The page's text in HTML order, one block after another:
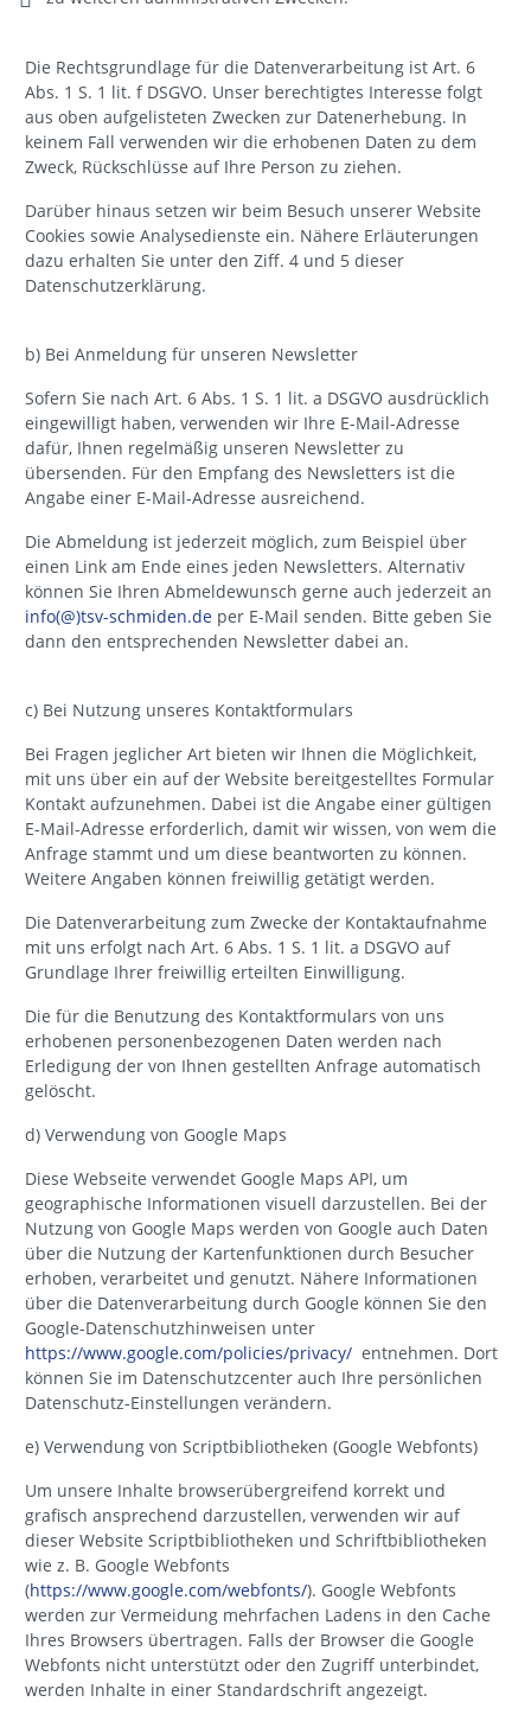
Die Rechtsgrundlage für die Datenverarbeitung ist Art. 6
Abs. 1 S. 1 lit. f DSGVO. Unser berechtigtes Interesse folgt
aus oben aufgelisteten Zwecken zur Datenerhebung. In
keinem Fall verwenden wir die erhobenen Daten zu dem
Zweck, Rückschlüsse auf Ihre Person zu ziehen.
Darüber hinaus setzen wir beim Besuch unserer Website
Cookies sowie Analysedienste ein. Nähere Erläuterungen
dazu erhalten Sie unter den Ziff. 4 und 5 dieser
Datenschutzerklärung.
b) Bei Anmeldung für unseren Newsletter
Sofern Sie nach Art. 6 Abs. 1 S. 1 lit. a DSGVO ausdrücklich
eingewilligt haben, verwenden wir Ihre E-Mail-Adresse
dafür, Ihnen regelmäßig unseren Newsletter zu
übersenden. Für den Empfang des Newsletters ist die
Angabe einer E-Mail-Adresse ausreichend.
Die Abmeldung ist jederzeit möglich, zum Beispiel über
einen Link am Ende eines jeden Newsletters. Alternativ
können Sie Ihren Abmeldewunsch gerne auch jederzeit an
info(@)tsv-schmiden.de per E-Mail senden. Bitte geben Sie
dann den entsprechenden Newsletter dabei an.
c) Bei Nutzung unseres Kontaktformulars
Bei Fragen jeglicher Art bieten wir Ihnen die Möglichkeit,
mit uns über ein auf der Website bereitgestelltes Formular
Kontakt aufzunehmen. Dabei ist die Angabe einer gültigen
E-Mail-Adresse erforderlich, damit wir wissen, von wem die
Anfrage stammt und um diese beantworten zu können.
Weitere Angaben können freiwillig getätigt werden.
Die Datenverarbeitung zum Zwecke der Kontaktaufnahme
mit uns erfolgt nach Art. 6 Abs. 1 S. 1 lit. a DSGVO auf
Grundlage Ihrer freiwillig erteilten Einwilligung.
Die für die Benutzung des Kontaktformulars von uns
erhobenen personenbezogenen Daten werden nach
Erledigung der von Ihnen gestellten Anfrage automatisch
gelöscht.
d) Verwendung von Google Maps
Diese Webseite verwendet Google Maps API, um
geographische Informationen visuell darzustellen. Bei der
Nutzung von Google Maps werden von Google auch Daten
über die Nutzung der Kartenfunktionen durch Besucher
erhoben, verarbeitet und genutzt. Nähere Informationen
über die Datenverarbeitung durch Google können Sie den
Google-Datenschutzhinweisen unter
https://www.google.com/policies/privacy/ entnehmen. Dort
können Sie im Datenschutzcenter auch Ihre persönlichen
Datenschutz-Einstellungen verändern.
e) Verwendung von Scriptbibliotheken (Google Webfonts)
Um unsere Inhalte browserübergreifend korrekt und
grafisch ansprechend darzustellen, verwenden wir auf
dieser Website Scriptbibliotheken und Schriftbibliotheken
wie z. B. Google Webfonts
(https://www.google.com/webfonts/). Google Webfonts
werden zur Vermeidung mehrfachen Ladens in den Cache
Ihres Browsers übertragen. Falls der Browser die Google
Webfonts nicht unterstützt oder den Zugriff unterbindet,
werden Inhalte in einer Standardschrift angezeigt.